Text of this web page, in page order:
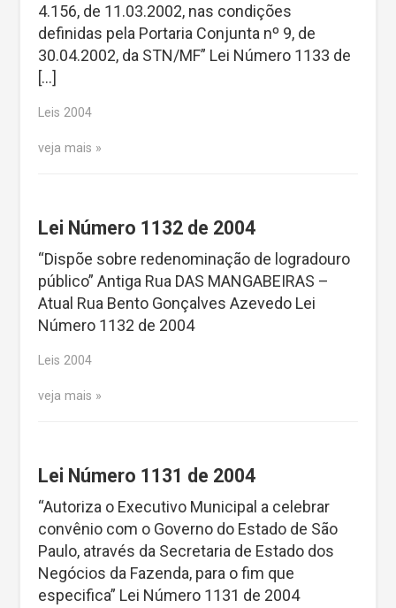
4.156, de 11.03.2002, nas condições
definidas pela Portaria Conjunta nº 9, de
30.04.2002, da STN/MF” Lei Número 1133 de
[…]
Leis 2004
veja mais
Lei Número 1132 de 2004
“Dispõe sobre redenominação de logradouro
público” Antiga Rua DAS MANGABEIRAS –
Atual Rua Bento Gonçalves Azevedo Lei
Número 1132 de 2004
Leis 2004
veja mais
Lei Número 1131 de 2004
“Autoriza o Executivo Municipal a celebrar
convênio com o Governo do Estado de São
Paulo, através da Secretaria de Estado dos
Negócios da Fazenda, para o fim que
especifica” Lei Número 1131 de 2004